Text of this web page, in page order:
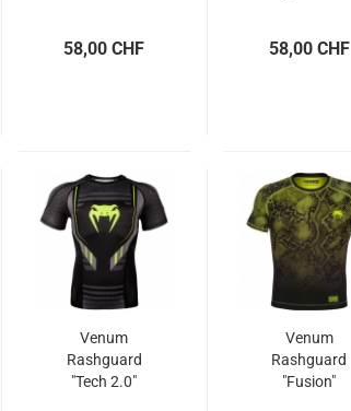
58,00 CHF 58,00 CHF
Venum
Rashguard
"Tech 2.0"
Venum
Rashguard
"Fusion"